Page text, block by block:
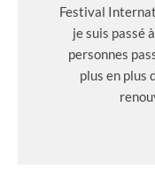
Festival
je suis passé
personnes
plus en plus